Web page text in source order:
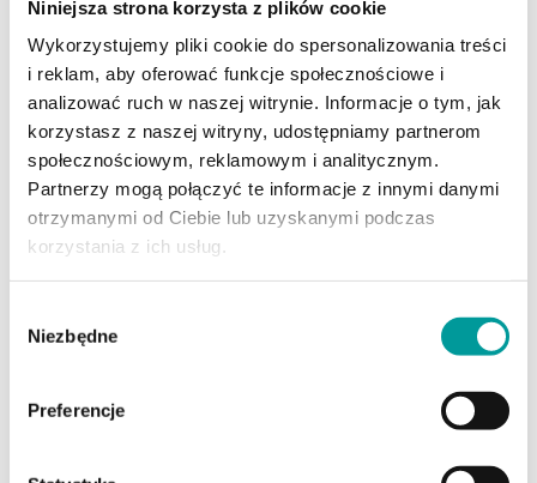
Niniejsza strona korzysta z plików cookie
Wykorzystujemy pliki cookie do spersonalizowania treści
i reklam, aby oferować funkcje społecznościowe i
analizować ruch w naszej witrynie. Informacje o tym, jak
korzystasz z naszej witryny, udostępniamy partnerom
społecznościowym, reklamowym i analitycznym.
Partnerzy mogą połączyć te informacje z innymi danymi
otrzymanymi od Ciebie lub uzyskanymi podczas
korzystania z ich usług.
zgody
Niezbędne
Preferencje
zgodnie z przepisami, więc nie musisz się zastanawiać nad
każdym polem. Jeśli jednak nadal będziesz mieć wątpliwości,
możesz zawsze zajrzeć do Ustawy o podatku od towarów i
usług albo zapytać zaufanej księgowej.
WYSTAW FAKTURĘ MARŻĘ